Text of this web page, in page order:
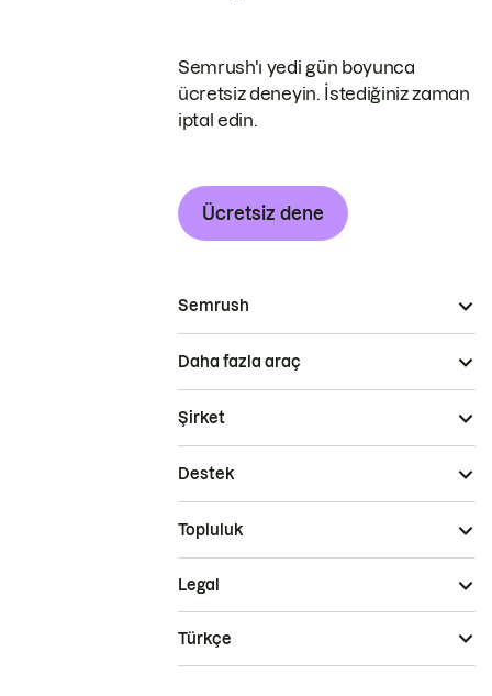
Semrush'ı yedi gün boyunca
ücretsiz deneyin. İstediğiniz zaman
iptal edin.
Ücretsiz dene
Semrush
Daha fazla araç
Şirket
Destek
Topluluk
Legal
Türkçe